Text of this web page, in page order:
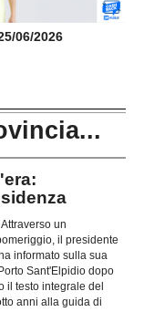
06/2026
un
il presidente
informato sulla sua
Sant'Elpidio dopo
il testo integrale del
anni alla guida di